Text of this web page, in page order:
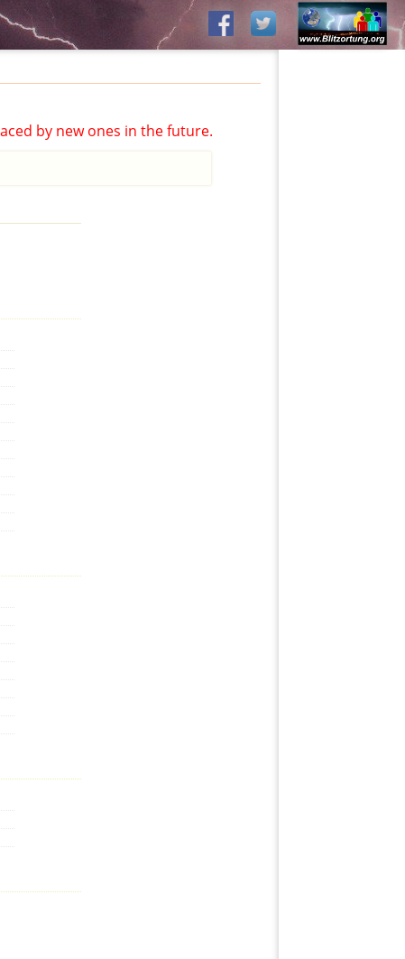
by new ones in the future.